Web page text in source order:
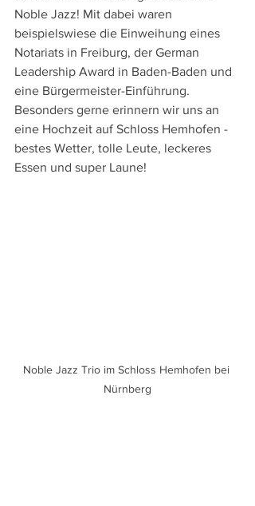
Noble Jazz! Mit dabei waren
beispielswiese die Einweihung eines
Notariats in Freiburg, der German
Leadership Award in Baden-Baden und
eine Bürgermeister-Einführung.
Besonders gerne erinnern wir uns an
eine Hochzeit auf Schloss Hemhofen -
bestes Wetter, tolle Leute, leckeres
Essen und super Laune!
Noble Jazz Trio im Schloss Hemhofen bei
Nürnberg